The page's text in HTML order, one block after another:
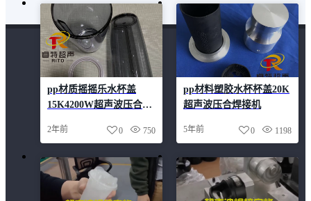
pp材质摇摇乐水杯盖
15K4200W超声波压合焊
2年前 750
0
pp材料塑胶水杯杯盖20K
超声波压合焊接机
5年前 1198
0